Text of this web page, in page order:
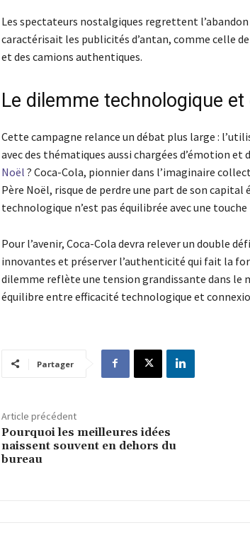
Les spectateurs nostalgiques regrettent
caractérisait les publicités d’antan, comme celle
et des camions authentiques.
Le dilemme technologique et
Cette campagne relance un débat plus large :
avec des thématiques aussi chargées d’émotion et
Noël ? Coca-Cola, pionnier dans l’imaginaire
Père Noël, risque de perdre une part de son
technologique n’est pas équilibrée avec une touche
Pour l’avenir, Coca-Cola devra relever un double
innovantes et préserver l’authenticité qui fait la
dilemme reflète une tension grandissante dans le
équilibre entre efficacité technologique et
Partager
Article précédent
Pourquoi les meilleures idées
naissent souvent en dehors du
bureau